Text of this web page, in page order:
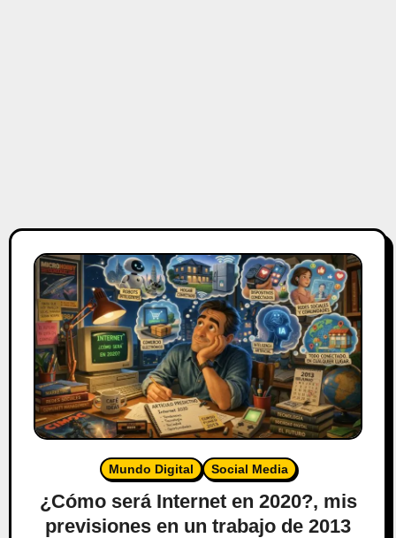
Mundo Digital Social Media
¿Cómo será Internet en 2020?, mis
previsiones en un trabajo de 2013